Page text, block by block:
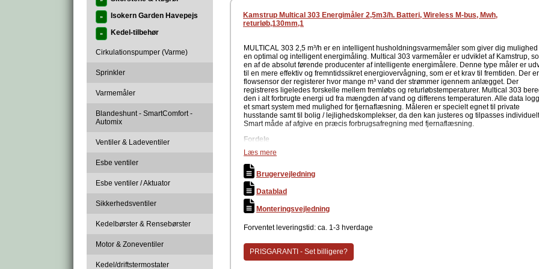
» Isokern Garden Havepejs
» Kedel-tilbehør
Cirkulationspumper (Varme)
Sprinkler
Varmemåler
Blandeshunt - SmartComfort -
Automix
Ventiler & Ladeventiler
Esbe ventiler
Esbe ventiler / Aktuator
Sikkerhedsventiler
Kedelbørster & Rensebørster
Motor & Zoneventiler
Kedel/driftstermostater
DK-0200-MI004-045 Varmemåler i henhold til MID 2014/32 EU og EN 1434:2015
TS 27.02.015 Kølemåler og køle-/varmemåler i henhold til DK-BEK 1178 og EN
MID betegnelse: Klasse M1 og M2
Multical 303 husholdningsvarmemåler leverer nøjagtige data til forsyningsselskaberne
til forbrugsafregning samt data til optimering af energieffektiviteten. Med datagrammer som
konfigureres og tilpasses individuelt. Multical 303 er lavet så fjernaflæsning er mulig via
System READy.
Multical 303 er oplagt også at anvende til varmemåler i lejlighedskomplekser. Den er nem
simpel at installere og kan tilpasses de individuelle behov. Med sin kompakte størrelse kan
monteres overalt. Kan konfigureres på stedet et enkeltknapsystem som ikke kræver special
værktøj eller andet udstyr.
Kamstrup Multical 303 Energimåler 2,5m3/h. Batteri, Wireless M-bus, Mwh,
returløb,130mm,1
MULTICAL 303 2,5 m³/h er en intelligent husholdningsvarmemåler som giver dig mulighed
en optimal og intelligent energimåling. Multical 303 varmemåler er udviklet af Kamstrup,
en af de absolut førende producenter af intelligente energimålere. Denne type måler er
til en mere effektiv og fremntidssikret energiovervågning, som er et krav til fremtiden. Der er
flowsensor der registerer hvor mange m³ vand der strømmer igennem anlægget. Der
registreres ligeledes forskelle mellem fremløbs og returløbstemperaturer. Multical 303
den i alt forbrugte energi ud fra mængden af vand og differens temperaturen. Alle data
et smart system med mulighed for fjernaflæsning. Måleren er specielt egnet til private
husstande samt til bolig / lejlighedskomplekser, da den kan justeres og tilpasses
Smart måde af afgive en præcis forbrugsafregning med fjernaflæsning.
Fordele
Reducer omkostninger med mindre lagerbeholdning
Reduceret tab af energi
Reduceret tab af elektrisk energi til cirkulationspumper
Nem fejlfinding
Konfigurerbar M-Bus & Wireless M-Bus
Lille og kompakt
energiovervågning for at vi kan effektivisere blandt andet varme og køleinstallationer. For at
husholdningsvarmemåler Multical 303 2,5 m³ udviklet til af afgive en nøjagtig
og optimering af energieffektiviteten i private husstande, boligforeninger og lignende.
Læs mere
Brugervejledning
Datablad
Monteringsvejledning
Forventet leveringstid: ca. 1-3 hverdage
PRISGARANTI - Set billigere?